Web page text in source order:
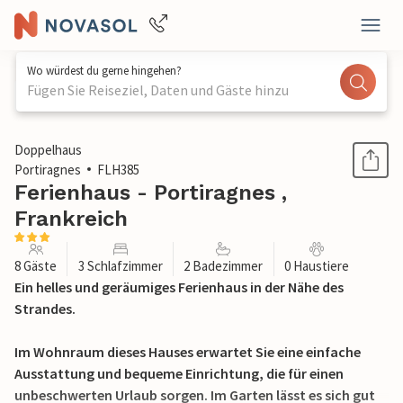
Wo würdest du gerne hingehen?
Fügen Sie Reiseziel, Daten und Gäste hinzu
1 / 29
Doppelhaus
Portiragnes
FLH385
Ferienhaus - Portiragnes ,
Frankreich
8 Gäste 3 Schlafzimmer 2 Badezimmer 0 Haustiere
Ein helles und geräumiges Ferienhaus in der Nähe des
Strandes.
Im Wohnraum dieses Hauses erwartet Sie eine einfache
Ausstattung und bequeme Einrichtung, die für einen
unbeschwerten Urlaub sorgen. Im Garten lässt es sich gut